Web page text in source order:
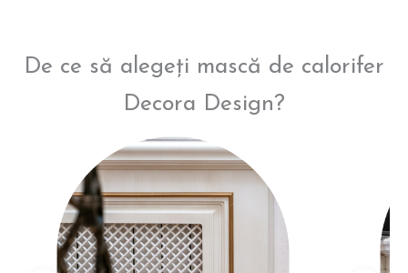
De ce să alegeți mască de calorifer
Decora Design?